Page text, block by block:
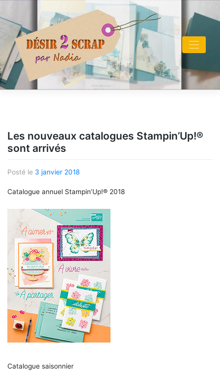
content
Les nouveaux catalogues Stampin’Up!®
sont arrivés
Posté le 3 janvier 2018
Catalogue annuel Stampin’Up!® 2018
Catalogue saisonnier